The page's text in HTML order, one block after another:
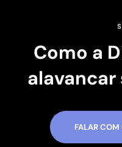
Como a
alavancar
FALAR COM